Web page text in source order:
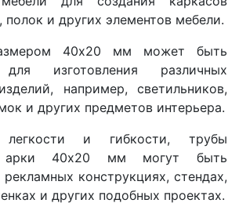
полок и других элементов мебели.
40х20 мм может быть
для изготовления различных
например, светильников,
и других предметов интерьера.
и гибкости, трубы
арки 40х20 мм могут быть
конструкциях, стендах,
и других подобных проектах.